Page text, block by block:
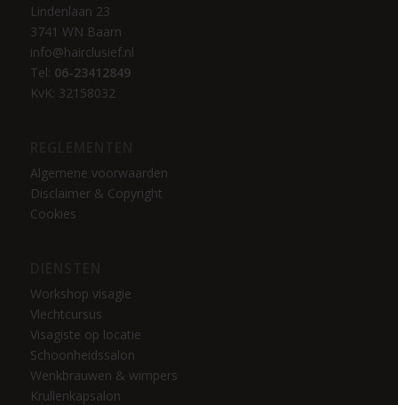
Lindenlaan 23
3741 WN Baarn
info@hairclusief.nl
Tel: 06-23412849
KvK: 32158032
Algemene voorwaarden
Disclaimer & Copyright
Cookies
Workshop visagie
Vlechtcursus
Visagiste op locatie
Schoonheidssalon
Wenkbrauwen & wimpers
Krullenkapsalon